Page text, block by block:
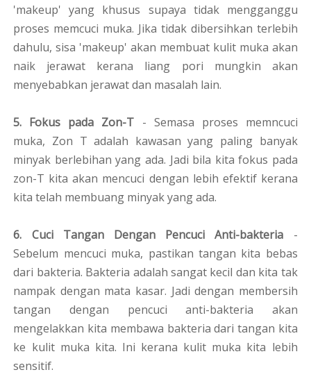
'makeup' yang khusus supaya tidak mengganggu
proses memcuci muka. Jika tidak dibersihkan terlebih
dahulu, sisa 'makeup' akan membuat kulit muka akan
naik jerawat kerana liang pori mungkin akan
menyebabkan jerawat dan masalah lain.
5. Fokus pada Zon-T - Semasa proses memncuci
muka, Zon T adalah kawasan yang paling banyak
minyak berlebihan yang ada. Jadi bila kita fokus pada
zon-T kita akan mencuci dengan lebih efektif kerana
kita telah membuang minyak yang ada.
6. Cuci Tangan Dengan Pencuci Anti-bakteria -
Sebelum mencuci muka, pastikan tangan kita bebas
dari bakteria. Bakteria adalah sangat kecil dan kita tak
nampak dengan mata kasar. Jadi dengan membersih
tangan dengan pencuci anti-bakteria akan
mengelakkan kita membawa bakteria dari tangan kita
ke kulit muka kita. Ini kerana kulit muka kita lebih
sensitif.